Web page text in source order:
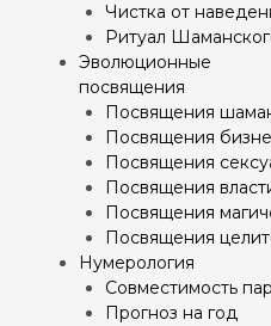
Чистка от
Ритуал
Эволюционные
посвящения
Посвящения
Посвящения
Посвящения
Посвящения
Посвящения
Посвящения
Нумерология
Совместимость
Прогноз на год